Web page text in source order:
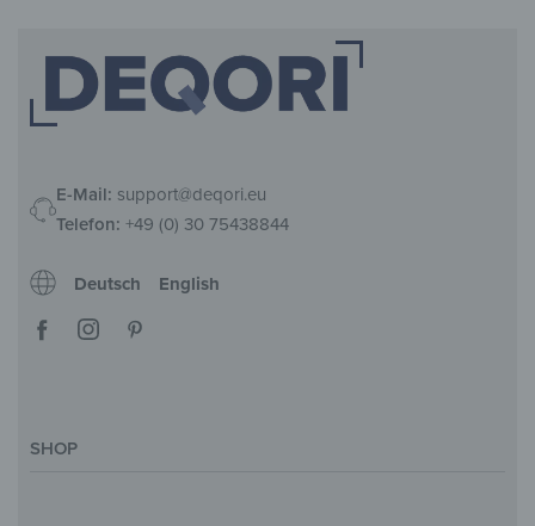
E-Mail: support@deqori.eu
Telefon: +49 (0) 30 75438844
Deutsch English
SHOP